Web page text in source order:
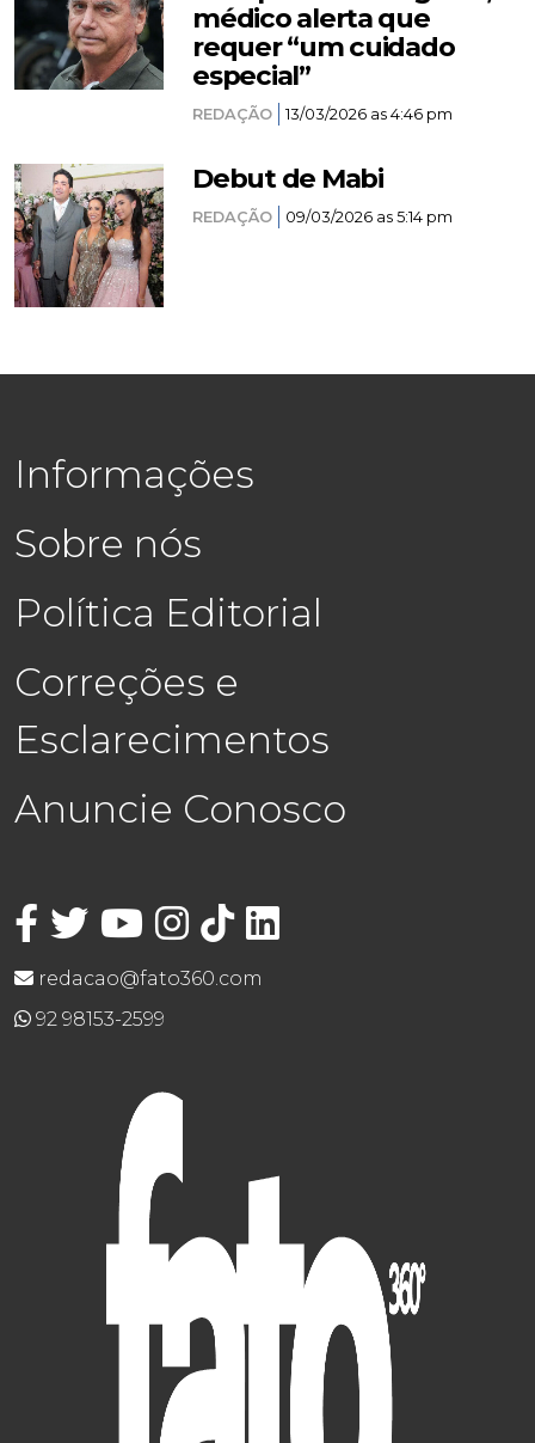
médico alerta que
requer “um cuidado
especial”
REDAÇÃO 13/03/2026 as 4:46 pm
Debut de Mabi
REDAÇÃO 09/03/2026 as 5:14 pm
Informações
Sobre nós
Política Editorial
Correções e
Esclarecimentos
Anuncie Conosco
redacao@fato360.com
92 98153-2599